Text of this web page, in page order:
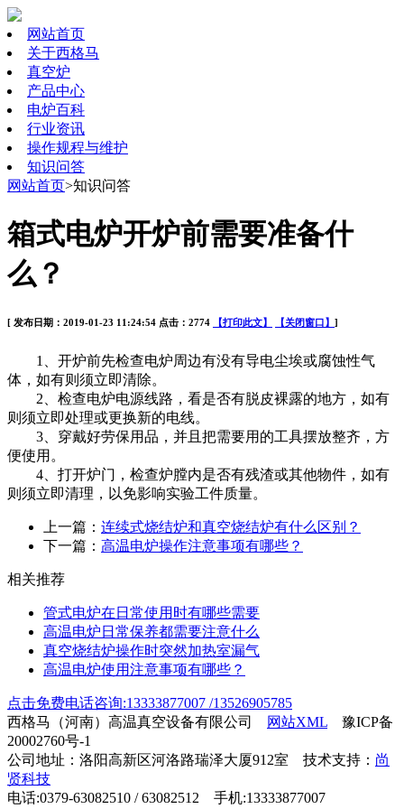
网站首页
关于西格马
真空炉
产品中心
电炉百科
行业资讯
操作规程与维护
知识问答
网站首页>知识问答
箱式电炉开炉前需要准备什
么？
[ 发布日期：2019-01-23 11:24:54 点击：2774 【打印此文】 【关闭窗口】 ]
1、开炉前先检查电炉周边有没有导电尘埃或腐蚀性气
体，如有则须立即清除。
2、检查电炉电源线路，看是否有脱皮裸露的地方，如有
则须立即处理或更换新的电线。
3、穿戴好劳保用品，并且把需要用的工具摆放整齐，方
便使用。
4、打开炉门，检查炉膛内是否有残渣或其他物件，如有
则须立即清理，以免影响实验工件质量。
上一篇： 连续式烧结炉和真空烧结炉有什么区别？
下一篇： 高温电炉操作注意事项有哪些？
相关推荐
管式电炉在日常使用时有哪些需要
高温电炉日常保养都需要注意什么
真空烧结炉操作时突然加热室漏气
高温电炉使用注意事项有哪些？
点击免费电话咨询:13333877007 /13526905785
西格马（河南）高温真空设备有限公司
网站XML 豫ICP备
20002760号-1
公司地址：洛阳高新区河洛路瑞泽大厦912室 技术支持： 尚
贤科技
电话:0379-63082510 / 63082512 手机:13333877007